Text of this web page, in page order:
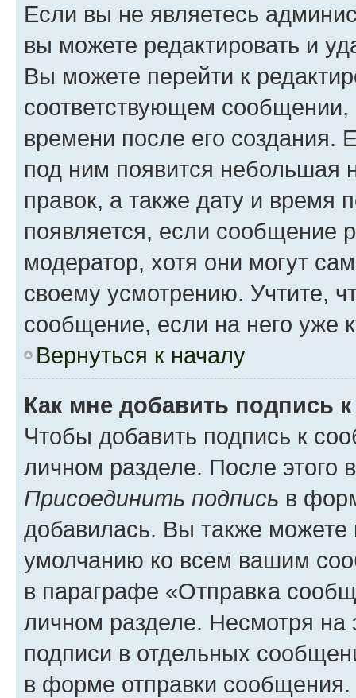
Если вы не являетесь
вы можете редактировать и
Вы можете перейти к
соответствующем сообщении,
времени после его создания.
под ним появится небольшая
правок, а также дату и время
появляется, если сообщение
модератор, хотя они могут
своему усмотрению. Учтите,
сообщение, если на него уже
Вернуться к началу
Как мне добавить подпись
Чтобы добавить подпись к
личном разделе. После этого
Присоединить подпись в
добавилась. Вы также можете
умолчанию ко всем вашим
в параграфе «Отправка
личном разделе. Несмотря на
подписи в отдельных
в форме отправки сообщения.